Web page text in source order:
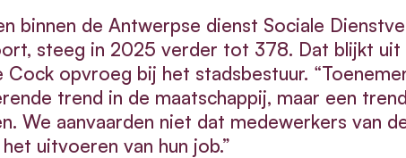
binnen de Antwerpse dienst Sociale
steeg in 2025 verder tot 378. Dat blijkt uit
opvroeg bij het stadsbestuur.
trend in de maatschappij, maar een
We aanvaarden niet dat medewerkers van
uitvoeren van hun job.”